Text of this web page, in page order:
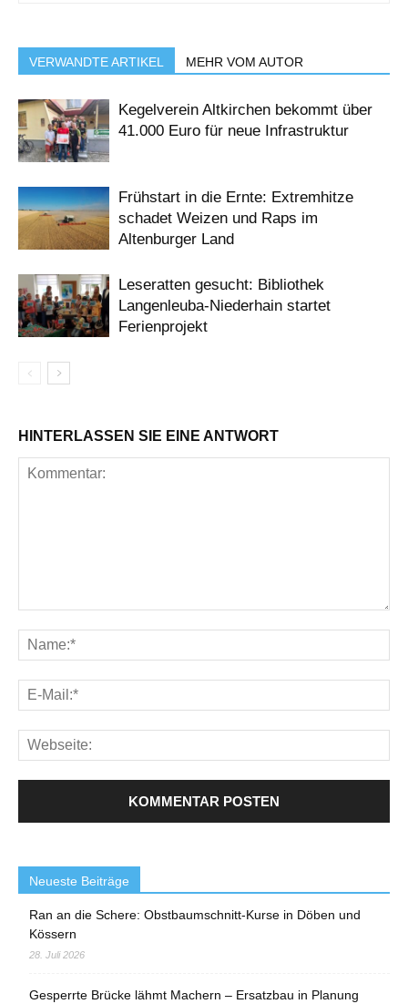
VERWANDTE ARTIKEL MEHR VOM AUTOR
Kegelverein Altkirchen bekommt über
41.000 Euro für neue Infrastruktur
Frühstart in die Ernte: Extremhitze
schadet Weizen und Raps im
Altenburger Land
Leseratten gesucht: Bibliothek
Langenleuba-Niederhain startet
Ferienprojekt
HINTERLASSEN SIE EINE ANTWORT
Neueste Beiträge
Ran an die Schere: Obstbaumschnitt-Kurse in Döben und
Kössern
28. Juli 2026
Gesperrte Brücke lähmt Machern – Ersatzbau in Planung